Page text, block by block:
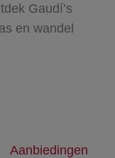
Gaudí’s
en wandel
Aanbiedingen